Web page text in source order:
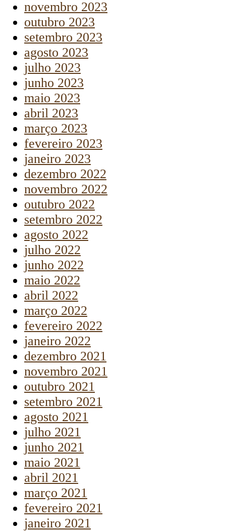
novembro 2023
outubro 2023
setembro 2023
agosto 2023
julho 2023
junho 2023
maio 2023
abril 2023
março 2023
fevereiro 2023
janeiro 2023
dezembro 2022
novembro 2022
outubro 2022
setembro 2022
agosto 2022
julho 2022
junho 2022
maio 2022
abril 2022
março 2022
fevereiro 2022
janeiro 2022
dezembro 2021
novembro 2021
outubro 2021
setembro 2021
agosto 2021
julho 2021
junho 2021
maio 2021
abril 2021
março 2021
fevereiro 2021
janeiro 2021